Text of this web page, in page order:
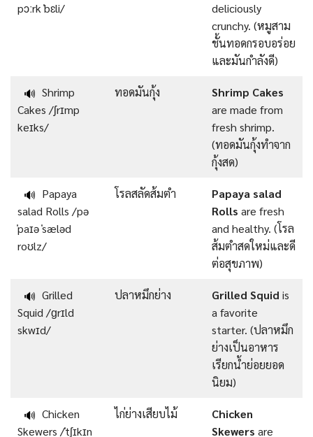
pɔːrk ˈbɛli/
deliciously
crunchy. (หมูสาม
ชั้นทอดกรอบอร่อย
และมันกำลังดี)
🔊 Shrimp
Cakes /ʃrɪmp
keɪks/
ทอดมันกุ้ง
Shrimp Cakes
are made from
fresh shrimp.
(ทอดมันกุ้งทำจาก
กุ้งสด)
🔊 Papaya
salad Rolls /pə
ˈpaɪə ˈsæləd
roʊlz/
โรลสลัดส้มตำ
Papaya salad
Rolls are fresh
and healthy. (โรล
ส้มตำสดใหม่และดี
ต่อสุขภาพ)
🔊 Grilled
Squid /ɡrɪld
skwɪd/
ปลาหมึกย่าง Grilled Squid is
a favorite
starter. (ปลาหมึก
ย่างเป็นอาหาร
เรียกน้ำย่อยยอด
นิยม)
🔊 Chicken
Skewers /ˈtʃɪkɪn
ไก่ย่างเสียบไม้
Chicken
Skewers are